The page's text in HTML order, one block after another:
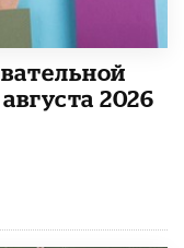
2026